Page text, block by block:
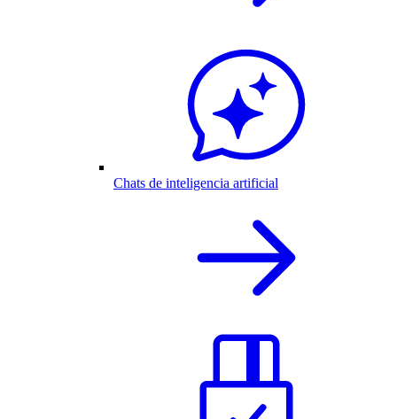
Chats de inteligencia artificial